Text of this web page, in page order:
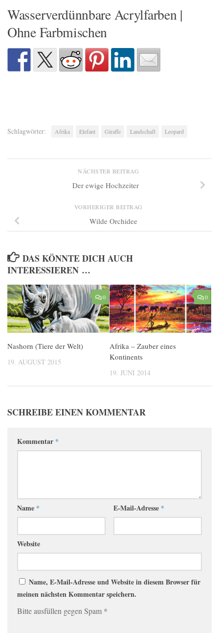
Wasserverdünnbare Acrylfarben |
Ohne Farbmischen
Schlagwörter: Afrika Elefant Giraffe Landschaft Leopard
NÄCHSTER BEITRAG
Der ewige Hochzeiter
VORHERIGER BEITRAG
Wilde Orchidee
DAS KÖNNTE DICH AUCH
INTERESSIEREN …
0
Nashorn (Tiere der Welt)
19. AUGUST 2015
0
Afrika – Zauber eines
Kontinents
19. JUNI 2014
SCHREIBE EINEN KOMMENTAR
Kommentar *
Name * E-Mail-Adresse *
Website
Name, E-Mail-Adresse und Website in diesem Browser für
meinen nächsten Kommentar speichern.
Bitte ausfüllen gegen Spam *